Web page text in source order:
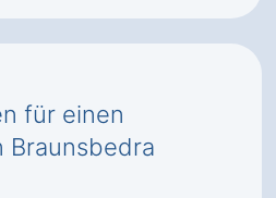
für einen
Braunsbedra